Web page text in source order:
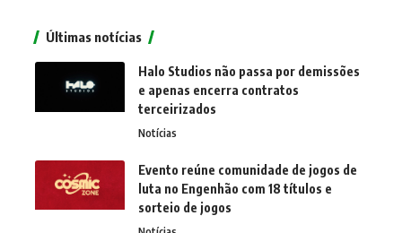
Últimas notícias
Halo Studios não passa por demissões
e apenas encerra contratos
terceirizados
Notícias
Evento reúne comunidade de jogos de
luta no Engenhão com 18 títulos e
sorteio de jogos